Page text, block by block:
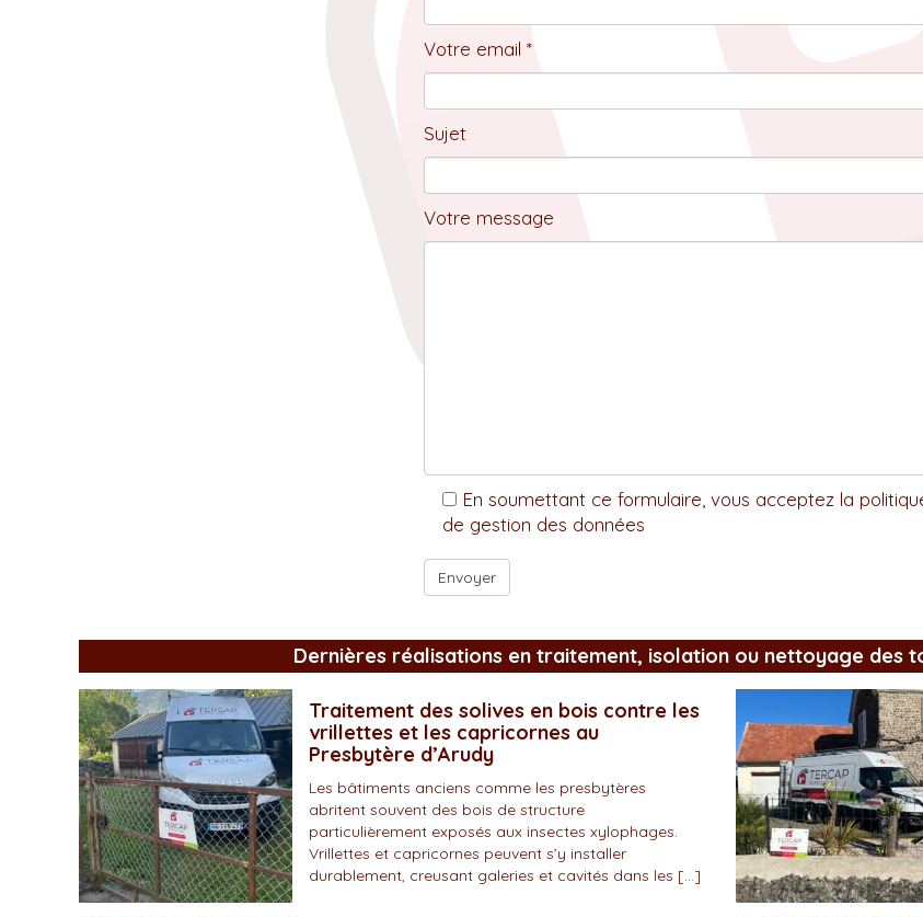
Votre email *
Sujet
Votre message
En soumettant ce formulaire, vous acceptez la
de gestion des données
Dernières réalisations en traitement, isolation ou nettoyage des
Traitement des solives en bois contre les
vrillettes et les capricornes au
Presbytère d’Arudy
Les bâtiments anciens comme les presbytères
abritent souvent des bois de structure
particulièrement exposés aux insectes xylophages.
Vrillettes et capricornes peuvent s’y installer
durablement, creusant galeries et cavités dans les […]